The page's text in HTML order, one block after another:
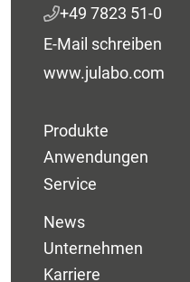
+49 7823 51-0
E-Mail schreiben
www.julabo.com
Produkte
Anwendungen
Service
News
Unternehmen
Karriere